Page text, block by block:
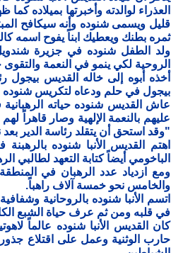
العذراء لوالدته وأخبرتها بميلاده
قليل ويسمى شنوده وأنه سيكافح
ثمره بطنك ويعطيك ابناً يفوح اسمه
الروحية لكي ينمو في النعمة
أخذه أبوه إلى خاله القديس
بيجول في حلم ودعاه لتكريس شنوده
عاش القديس شنوده حياته
عليهم بالنعمة الإلهية وصار قاهراً
"وقد استحق أن يتقلد رئاسة الدير بعد نياحة خاله عام 383م إذ
اهتم القديس الأنبا شنوده
الباخومي أيضاً كتابة التعهد لطالبي
ومع ازدياد عدد الرهبان في
والخامس نحو خمسة آلاف راهباً.
اتسم الأنبا شنوده بالروحانية
في قلبه ومن ثم عرف حياة الشبع
كان القديس الأنبا شنوده عالماً
حارب الوثنية وعمل على اقتلاع